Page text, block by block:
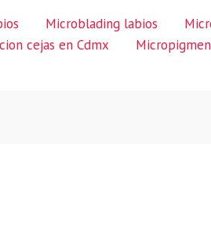
Microblading labios
cejas en Cdmx